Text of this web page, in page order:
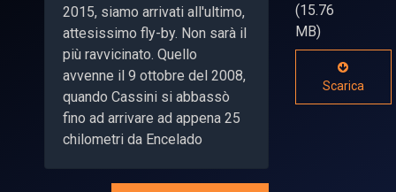
2015, siamo arrivati all'ultimo,
attesissimo fly-by. Non sarà il
più ravvicinato. Quello
avvenne il 9 ottobre del 2008,
quando Cassini si abbassò
fino ad arrivare ad appena 25
chilometri da Encelado
(15.76
MB)
Scarica